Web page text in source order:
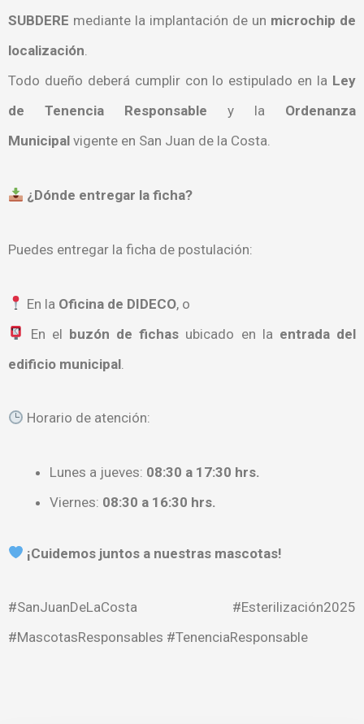
SUBDERE mediante la implantación de un microchip de
localización.
Todo dueño deberá cumplir con lo estipulado en la Ley
de Tenencia Responsable y la Ordenanza
Municipal vigente en San Juan de la Costa.
¿Dónde entregar la ficha?
Puedes entregar la ficha de postulación:
En la Oficina de DIDECO, o
En el buzón de fichas ubicado en la entrada del
edificio municipal
Horario de atención:
Lunes a jueves: 08:30 a 17:30 hrs.
Viernes: 08:30 a 16:30 hrs.
¡Cuidemos juntos a nuestras mascotas!
#SanJuanDeLaCosta #Esterilización2025
#MascotasResponsables #TenenciaResponsable